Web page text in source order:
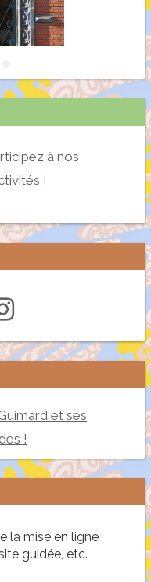
à nos
!
et ses
!
la mise en ligne
guidée, etc.